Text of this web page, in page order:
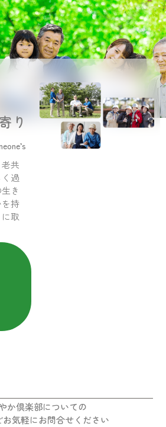
り
共
過
き
持
取
か倶楽部についての
お気軽にお問合せください